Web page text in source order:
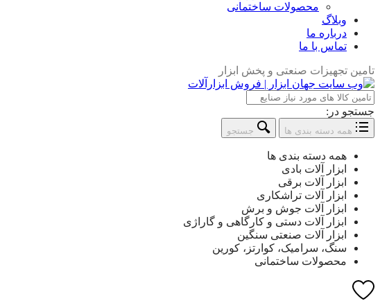
محصولات ساختمانی
وبلاگ
درباره ما
تماس با ما
تامین تجهیزات صنعتی و پخش ابزار
جستجو در:
همه دسته بندی ها جستجو
همه دسته بندی ها
ابزار آلات بادی
ابزار آلات برقی
ابزار آلات تراشکاری
ابزار آلات جوش و برش
ابزار آلات دستی و کارگاهی و گاراژی
ابزار آلات صنعتی سنگین
سنگ، سرامیک، کوارتز، کورین
محصولات ساختمانی